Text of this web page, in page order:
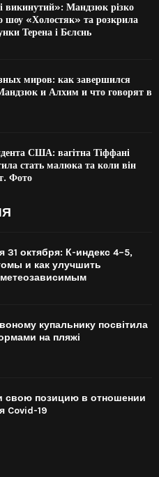
викинутий»: Мандзюк різко
шоу «Холостяк» та розкрила
Терена і Бєлєнь
миров: как завершился
и Алхим и что говорят в
США: вагітна Тіффані
стать малюка та коли він
Фото
31 октября: К-индекс 4–5,
и как улучшить
купальнику посвітила
на пляжі
позицию в отношении
Covid-19